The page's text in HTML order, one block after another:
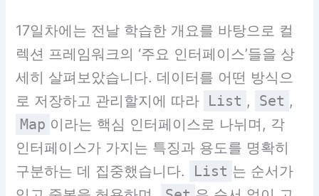
17일차에는 전날 학습한 개요를 바탕으로 컬
렉션 프레임워크의 ‘주요 인터페이스’들을 상
세히 살펴보았습니다. 데이터를 어떤 방식으
로 저장하고 관리할지에 따라 List , Set ,
Map 이라는 핵심 인터페이스로 나뉘며, 각
인터페이스가 가지는 특징과 용도를 명확히
구분하는 데 집중했습니다.
List 는 순서가